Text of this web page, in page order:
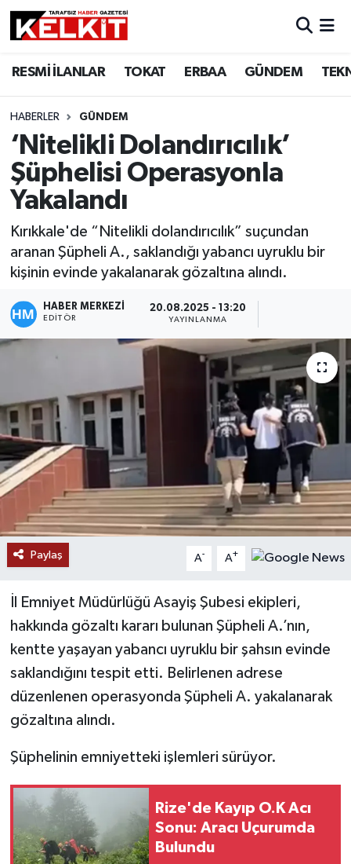
RESMİ İLANLAR TOKAT ERBAA GÜNDEM
HABERLER GÜNDEM
‘Nitelikli Dolandırıcılık’
Şüphelisi Operasyonla
Yakalandı
Kırıkkale'de “Nitelikli dolandırıcılık” suçundan
aranan Şüpheli A., saklandığı yabancı uyruklu bir
kişinin evinde yakalanarak gözaltına alındı.
HABER MERKEZİ
EDITÖR
20.08.2025 - 13:20
YAYINLANMA
Paylaş A- A+
İl Emniyet Müdürlüğü Asayiş Şubesi ekipleri,
hakkında gözaltı kararı bulunan Şüpheli A.’nın,
kentte yaşayan yabancı uyruklu bir şahsın evinde
saklandığını tespit etti. Belirlenen adrese
düzenlenen operasyonda Şüpheli A. yakalanarak
gözaltına alındı.
Şüphelinin emniyetteki işlemleri sürüyor.
Rize'de Kayıp O.K Acı
Sonu: Aracı Uçurumda
Bulundu